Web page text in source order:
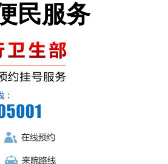
民服务